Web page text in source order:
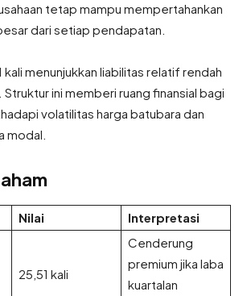
tetap mampu mempertahankan
dari setiap pendapatan.
kali menunjukkan liabilitas relatif rendah
ini memberi ruang finansial bagi
volatilitas harga batubara dan
modal.
Nilai Interpretasi
25,51 kali
Cenderung
premium jika laba
kuartalan